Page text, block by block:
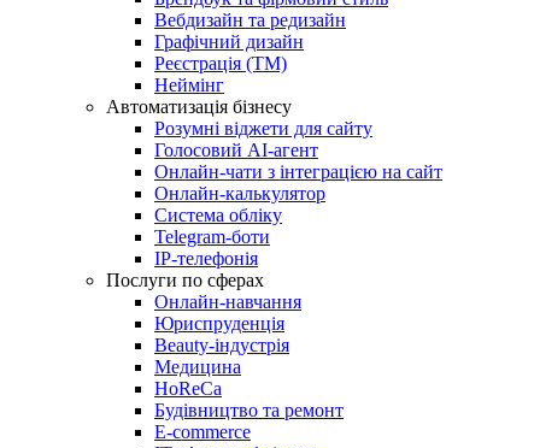
Вебдизайн та редизайн
Графічний дизайн
Реєстрація (ТМ)
Неймінг
Автоматизація бізнесу
Розумні віджети для сайту
Голосовий АІ-агент
Онлайн-чати з інтеграцією на сайт
Онлайн-калькулятор
Система обліку
Telegram-боти
IP-телефонія
Послуги по сферах
Онлайн-навчання
Юриспруденція
Beauty-індустрія
Медицина
HoReCa
Будівництво та ремонт
E-commerce